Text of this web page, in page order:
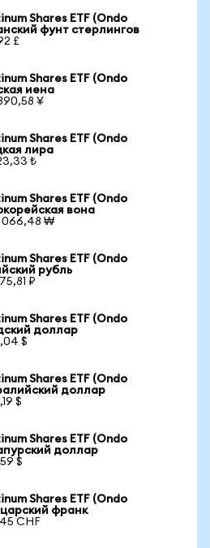
Shares ETF (Ondo
фунт стерлингов
£
Shares ETF (Ondo
иена
¥
Shares ETF (Ondo
лира
₺
Shares ETF (Ondo
вона
066,48 ₩
Shares ETF (Ondo
рубль
₽
Shares ETF (Ondo
доллар
$
Shares ETF (Ondo
доллар
$
Shares ETF (Ondo
доллар
$
Shares ETF (Ondo
франк
CHF